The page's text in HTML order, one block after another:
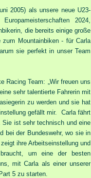
2005) als unsere neue U23-
2024,
die bereits einige große
Mountainbiken - für Carla
sie perfekt in unser Team
Racing Team: „Wir freuen uns
sehr talentierte Fahrerin mit
zu werden und sie hat
gefällt mir. Carla fährt
ist sehr technisch und eine
bei der Bundeswehr, wo sie in
ihre Arbeitseinstellung und
um eine der besten
mit Carla als einer unserer
5 zu starten.